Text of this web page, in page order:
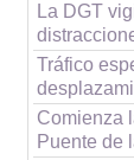
La DGT
Tráfico
Comienza
Puente de